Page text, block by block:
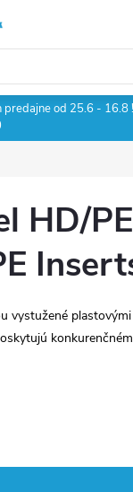
predajne od 25.6 - 16.8
HD/PE
vystužené